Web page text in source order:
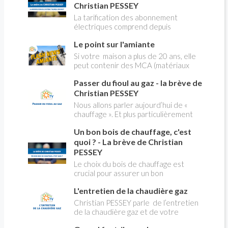
Christian PESSEY
La tarification des abonnement
électriques comprend depuis
pleines, heures creuses. Aujourd'hui
Christian PESSEY vous explique tout
ce qu'il faut savoir sur la nouvelle
modification du système "heures
creuses" qui concerne près de 15
millions de Français !
Le point sur l'amiante
Si votre maison a plus de 20 ans, elle
peut contenir des MCA (matériaux
panique, on fait le point dans notre
flash news n°3 spéciale Amiante et
ses dangers avec Christian Pessey
Passer du fioul au gaz - la brève de
Christian PESSEY
Nous allons parler aujourd’hui de «
chauffage ». Et plus particulièrement
aborder l’abandon du fioul au profit du
gaz.
Un bon bois de chauffage, c'est
quoi ? - La brève de Christian
PESSEY
Le choix du bois de chauffage est
crucial pour assurer un bon
l'impact environnemental. Mais
comment reconnaître un bois de
qualité ? Plusieurs critères entrent en
jeu : le type d'essence, le taux
L'entretien de la chaudière gaz
Christian PESSEY parle de l’entretien
de la chaudière gaz et de votre